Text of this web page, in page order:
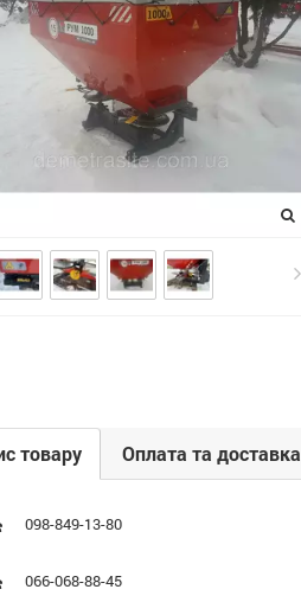
товару Оплата та доставка
098-849-13-80
066-068-88-45